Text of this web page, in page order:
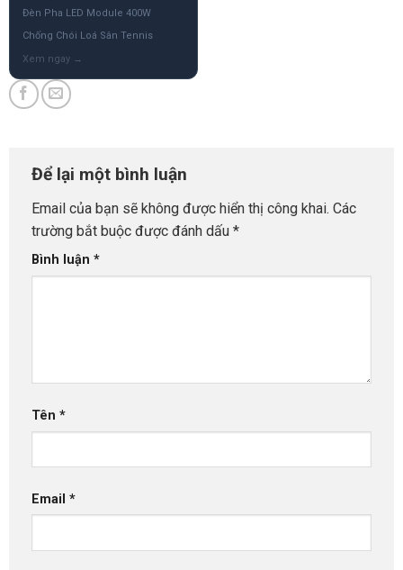
Đèn Pha LED Module 400W
Chống Chói Loá Sân Tennis
Để lại một bình luận
Email của bạn sẽ không được hiển thị công khai. Các
trường bắt buộc được đánh dấu *
Bình luận *
Tên *
Email *